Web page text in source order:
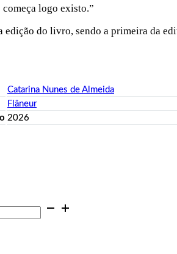
logo existo.”
edição do livro, sendo a primeira da
Catarina Nunes de Almeida
Flâneur
2026